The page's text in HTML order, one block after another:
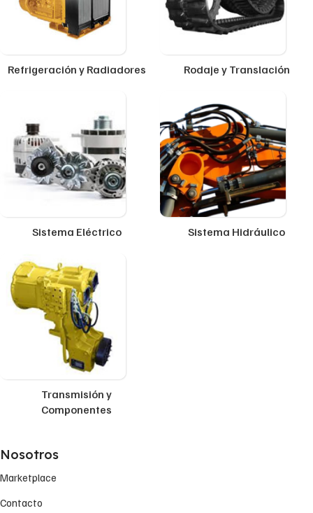
Refrigeración y Radiadores Rodaje y Translación
Sistema Eléctrico Sistema Hidráulico
Transmisión y
Componentes
Nosotros
Marketplace
Contacto